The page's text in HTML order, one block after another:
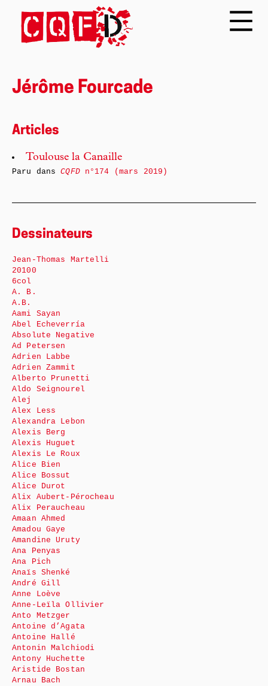
Jérôme Fourcade
Articles
Toulouse la Canaille
Paru dansCQFDn°174 (mars 2019)
Dessinateurs
Jean-Thomas Martelli
20100
6col
A. B.
A.B.
Aami Sayan
Abel Echeverría
Absolute Negative
Ad Petersen
Adrien Labbe
Adrien Zammit
Alberto Prunetti
Aldo Seignourel
Alej
Alex Less
Alexandra Lebon
Alexis Berg
Alexis Huguet
Alexis Le Roux
Alice Bien
Alice Bossut
Alice Durot
Alix Aubert-Pérocheau
Alix Peraucheau
Amaan Ahmed
Amadou Gaye
Amandine Uruty
Ana Penyas
Ana Pich
Anaïs Shenké
André Gill
Anne Loève
Anne-Leïla Ollivier
Anto Metzger
Antoine d’Agata
Antoine Hallé
Antonin Malchiodi
Antony Huchette
Aristide Bostan
Arnau Bach